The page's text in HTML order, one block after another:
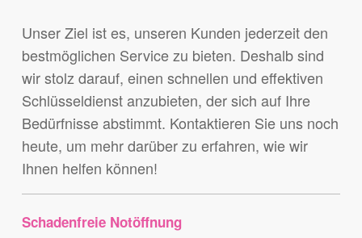
Unser Ziel ist es, unseren Kunden jederzeit den
bestmöglichen Service zu bieten. Deshalb sind
wir stolz darauf, einen schnellen und effektiven
Schlüsseldienst anzubieten, der sich auf Ihre
Bedürfnisse abstimmt. Kontaktieren Sie uns noch
heute, um mehr darüber zu erfahren, wie wir
Ihnen helfen können!
Schadenfreie Notöffnung